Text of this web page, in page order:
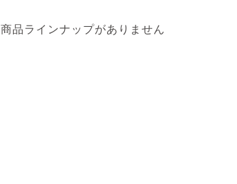
商品ラインナップがありません